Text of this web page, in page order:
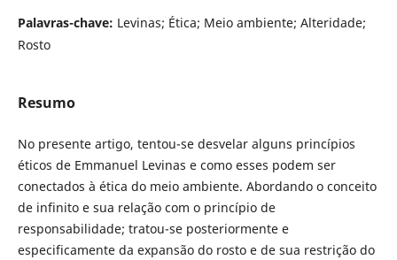
Palavras-chave: Levinas; Ética; Meio ambiente; Alteridade;
Rosto
Resumo
No presente artigo, tentou-se desvelar alguns princípios
éticos de Emmanuel Levinas e como esses podem ser
conectados à ética do meio ambiente. Abordando o conceito
de infinito e sua relação com o princípio de
responsabilidade; tratou-se posteriormente e
especificamente da expansão do rosto e de sua restrição do